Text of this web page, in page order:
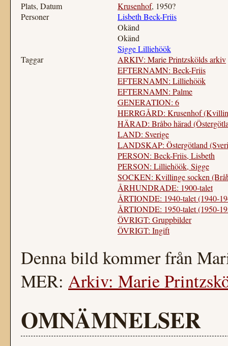
Plats, Datum Krusenhof, 1950?
Personer
Lisbeth Beck-Friis
Okänd
Okänd
Sigge Lilliehöök
Taggar
ARKIV: Marie Printzskölds arkiv
EFTERNAMN: Beck-Friis
EFTERNAMN: Lilliehöök
EFTERNAMN: Palme
GENERATION: 6
HERRGÅRD: Krusenhof
HÄRAD: Bråbo härad
LAND: Sverige
LANDSKAP: Östergötland
PERSON: Beck-Friis, Lisbeth
PERSON: Lilliehöök, Sigge
SOCKEN: Kvillinge socken
ÅRHUNDRADE: 1900-talet
ÅRTIONDE: 1940-talet (1940-
ÅRTIONDE: 1950-talet (1950-
ÖVRIGT: Gruppbilder
ÖVRIGT: Ingift
Denna bild kommer från
MER: Arkiv: Marie
OMNÄMNELSER